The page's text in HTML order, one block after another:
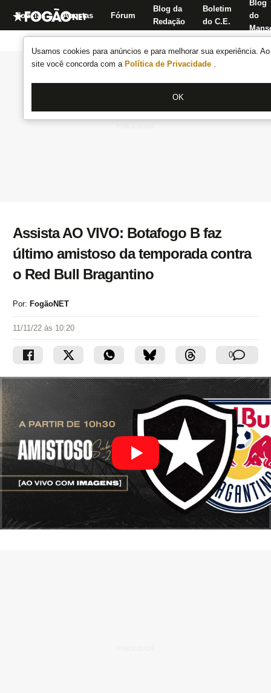
Usamos cookies para anúncios e para melhorar sua experiência.
site você concorda com a Política de Privacidade .
OK
Notícias Apostas Fórum
Blog da
Redação
Boletim
do C.E.
Blog
do
Assista AO VIVO: Botafogo B faz
último amistoso da temporada contra
o Red Bull Bragantino
Por: FogãoNET
11/11/22 às 10:20
0